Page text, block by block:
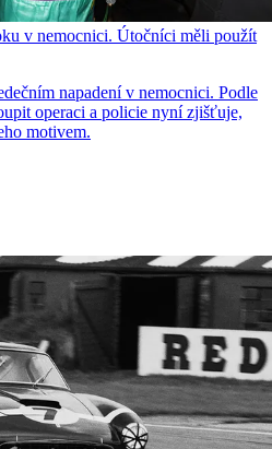
v nemocnici. Útočníci měli použít
napadení v nemocnici. Podle
operaci a policie nyní zjišťuje,
motivem.